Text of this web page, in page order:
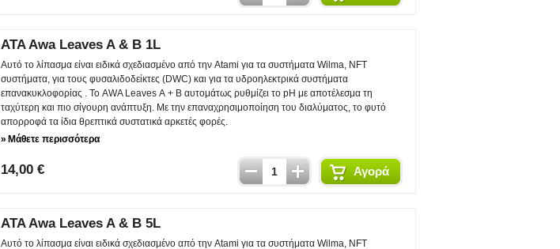
ATA Awa Leaves A & B 1L
Αυτό το λίπασμα είναι ειδικά σχεδιασμένο από την Atami για τα συστήματα Wilma, NFT
συστήματα, για τους φυσαλιδοδείκτες (DWC) και για τα υδροηλεκτρικά συστήματα
επανακυκλοφορίας . Το AWA Leaves А + B αυτομάτως ρυθμίζει το pH με αποτέλεσμα τη
ταχύτερη και πιο σίγουρη ανάπτυξη. Με την επαναχρησιμοποίηση του διαλύματος, το φυτό
απορροφά τα ίδια θρεπτικά συστατικά αρκετές φορές.
» Μάθετε περισσότερα
14,00 € Αγορά
ATA Awa Leaves A & B 5L
Αυτό το λίπασμα είναι ειδικά σχεδιασμένο από την Atami για τα συστήματα Wilma, NFT